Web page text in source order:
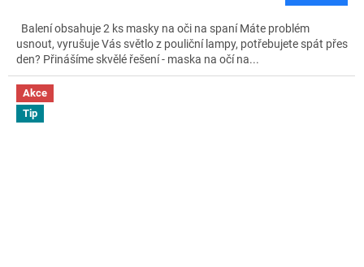
Balení obsahuje 2 ks masky na oči na spaní Máte problém
usnout, vyrušuje Vás světlo z pouliční lampy, potřebujete spát přes
den? Přinášíme skvělé řešení - maska na očí na...
Akce
Tip